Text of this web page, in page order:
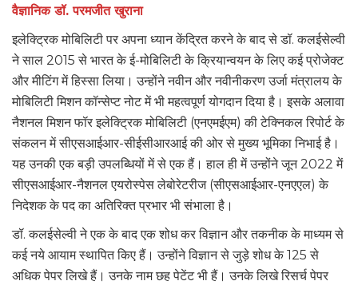
वैज्ञानिक डॉ. परमजीत खुराना
इलेक्ट्रिक मोबिलिटी पर अपना ध्यान केंद्रित करने के बाद से डॉ. कलईसेल्वी
ने साल 2015 से भारत के ई-मोबिलिटी के क्रियान्वयन के लिए कई प्रोजेक्ट
और मीटिंग में हिस्सा लिया। उन्होंने नवीन और नवीनीकरण उर्जा मंत्रालय के
मोबिलिटी मिशन कॉन्सेप्ट नोट में भी महत्वपूर्ण योगदान दिया है। इसके अलावा
नैशनल मिशन फॉर इलेक्ट्रिक मोबिलिटी (एनएमईएम) की टेक्निकल रिपोर्ट के
संकलन में सीएसआईआर-सीईसीआरआई की ओर से मुख्य भूमिका निभाई है।
यह उनकी एक बड़ी उपलब्धियों में से एक हैं। हाल ही में उन्होंने जून 2022 में
सीएसआईआर-नैशनल एयरोस्पेस लेबोरेटरीज (सीएसआईआर-एनएएल) के
निदेशक के पद का अतिरिक्त प्रभार भी संभाला है।
डॉ. कलईसेल्वी ने एक के बाद एक शोध कर विज्ञान और तकनीक के माध्यम से
कई नये आयाम स्थापित किए हैं। उन्होंने विज्ञान से जुड़े शोध के 125 से
अधिक पेपर लिखे हैं। उनके नाम छह पेटेंट भी हैं। उनके लिखे रिसर्च पेपर